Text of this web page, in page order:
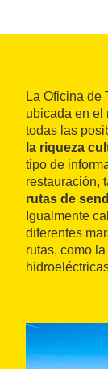
La Oficina de
ubicada en el
todas las
la riqueza
tipo de
restauración,
rutas de
Igualmente
diferentes
rutas, como